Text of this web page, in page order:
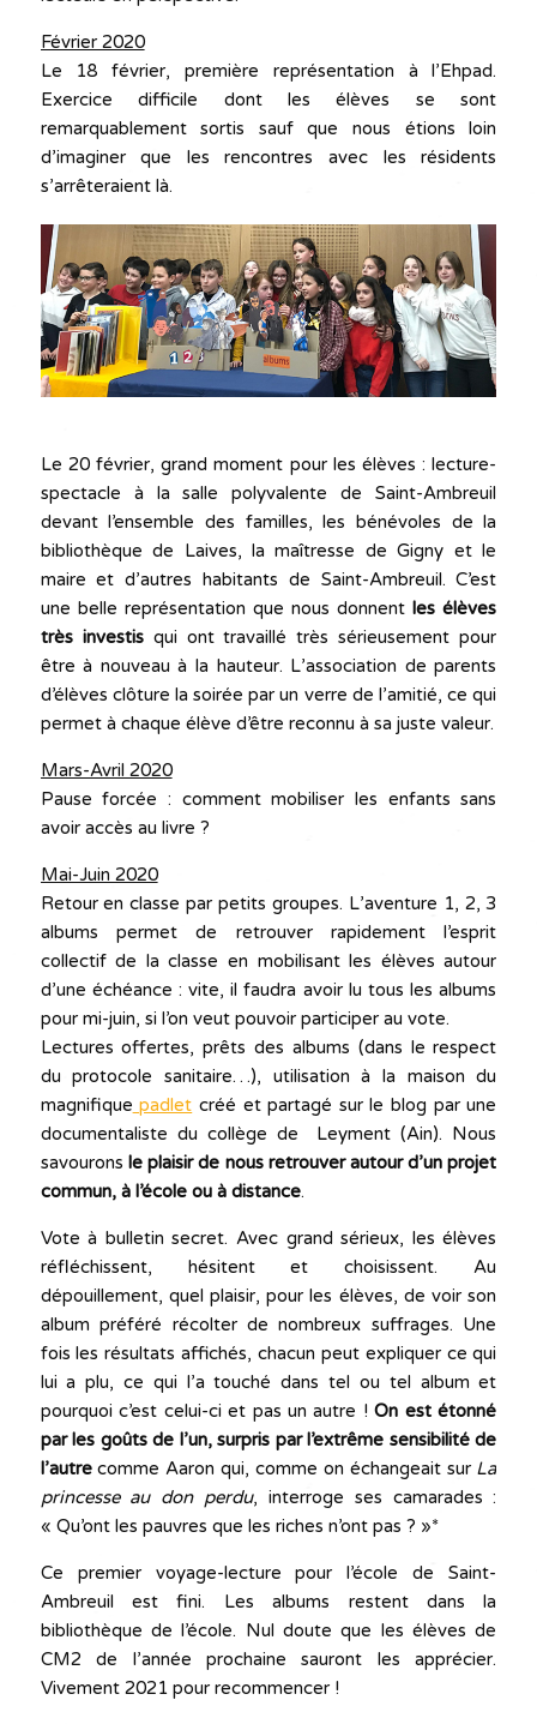
Février 2020
Le 18 février, première représentation à l’Ehpad.
Exercice difficile dont les élèves se sont
remarquablement sortis sauf que nous étions loin
d’imaginer que les rencontres avec les résidents
s’arrêteraient là.
Le 20 février, grand moment pour les élèves : lecture-
spectacle à la salle polyvalente de Saint-Ambreuil
devant l’ensemble des familles, les bénévoles de la
bibliothèque de Laives, la maîtresse de Gigny et le
maire et d’autres habitants de Saint-Ambreuil. C’est
une belle représentation que nous donnent les élèves
très investisqui ont travaillé très sérieusement pour
être à nouveau à la hauteur. L’association de parents
d’élèves clôture la soirée par un verre de l’amitié, ce qui
permet à chaque élève d’être reconnu à sa juste valeur.
Mars-Avril 2020
Pause forcée : comment mobiliser les enfants sans
avoir accès au livre ?
Mai-Juin 2020
Retour en classe par petits groupes. L’aventure 1, 2, 3
albums permet de retrouver rapidement l’esprit
collectif de la classe en mobilisant les élèves autour
d’une échéance : vite, il faudra avoir lu tous les albums
pour mi-juin, si l’on veut pouvoir participer au vote.
Lectures offertes, prêts des albums (dans le respect
du protocole sanitaire…), utilisation à la maison du
magnifique padlet créé et partagé sur le blog par une
documentaliste du collège de Leyment (Ain). Nous
savourons le plaisir de nous retrouver autour d’un projet
commun, à l’école ou à distance.
Vote à bulletin secret. Avec grand sérieux, les élèves
réfléchissent, hésitent et choisissent. Au
dépouillement, quel plaisir, pour les élèves, de voir son
album préféré récolter de nombreux suffrages. Une
fois les résultats affichés, chacun peut expliquer ce qui
lui a plu, ce qui l’a touché dans tel ou tel album et
pourquoi c’est celui-ci et pas un autre !On est étonné
par les goûts de l’un, surpris par l’extrême sensibilité de
l’autrecomme Aaron qui, comme on échangeait sur La
princesse au don perdu, interroge ses camarades :
« Qu’ont les pauvres que les riches n’ont pas ? »*
Ce premier voyage-lecture pour l’école de Saint-
Ambreuil est fini. Les albums restent dans la
bibliothèque de l’école. Nul doute que les élèves de
CM2 de l’année prochaine sauront les apprécier.
Vivement 2021 pour recommencer !